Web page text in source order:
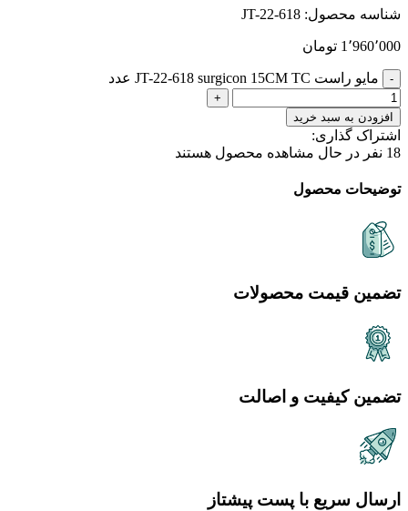
شناسه محصول: JT-22-618
1٬960٬000 تومان
مایو راست JT-22-618 surgicon 15CM TC عدد
افزودن به سبد خرید
اشتراک گذاری:
18 نفر در حال مشاهده محصول هستند
توضیحات محصول
تضمین قیمت محصولات
تضمین کیفیت و اصالت
ارسال سریع با پست پیشتاز